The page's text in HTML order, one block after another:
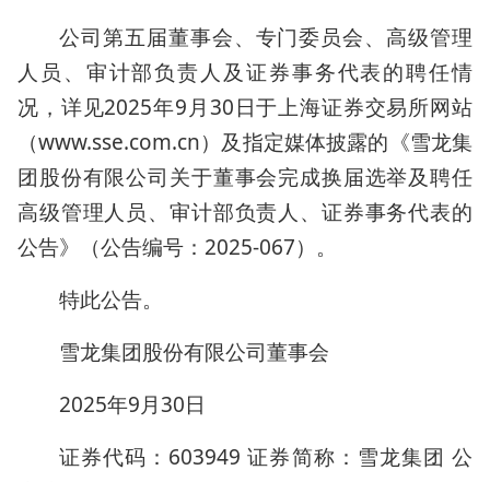
公司第五届董事会、专门委员会、高级管理
人员、审计部负责人及证券事务代表的聘任情
况，详见2025年9月30日于上海证券交易所网站
（www.sse.com.cn）及指定媒体披露的《雪龙集
团股份有限公司关于董事会完成换届选举及聘任
高级管理人员、审计部负责人、证券事务代表的
公告》（公告编号：2025-067）。
特此公告。
雪龙集团股份有限公司董事会
2025年9月30日
证券代码：603949 证券简称：雪龙集团 公